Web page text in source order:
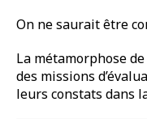
On ne saurait être
La métamorphose
des missions
leurs constats dans